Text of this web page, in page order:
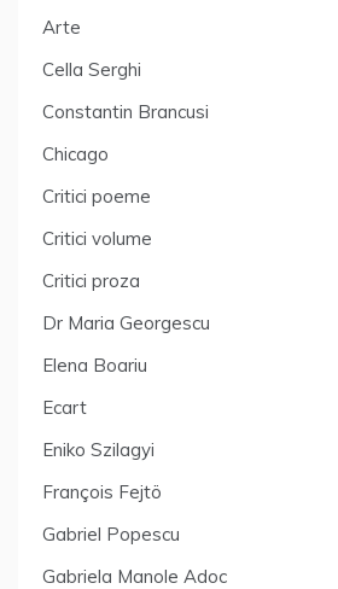
Arte
Cella Serghi
Constantin Brancusi
Chicago
Critici poeme
Critici volume
Critici proza
Dr Maria Georgescu
Elena Boariu
Ecart
Eniko Szilagyi
François Fejtö
Gabriel Popescu
Gabriela Manole Adoc